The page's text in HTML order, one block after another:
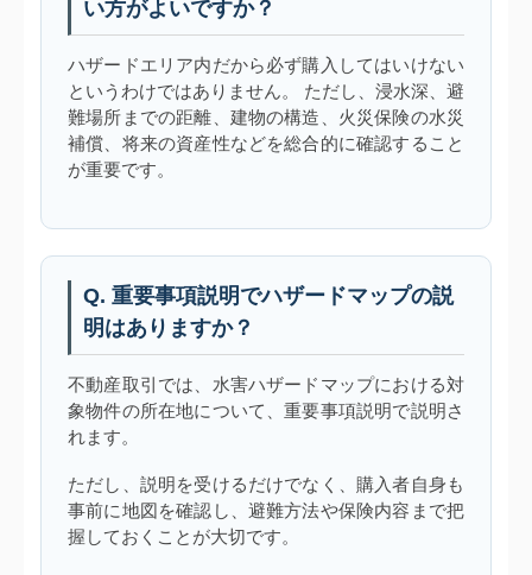
い方がよいですか？
ハザードエリア内だから必ず購入してはいけない
というわけではありません。 ただし、浸水深、避
難場所までの距離、建物の構造、火災保険の水災
補償、将来の資産性などを総合的に確認すること
が重要です。
Q. 重要事項説明でハザードマップの説
明はありますか？
不動産取引では、水害ハザードマップにおける対
象物件の所在地について、重要事項説明で説明さ
れます。
ただし、説明を受けるだけでなく、購入者自身も
事前に地図を確認し、避難方法や保険内容まで把
握しておくことが大切です。